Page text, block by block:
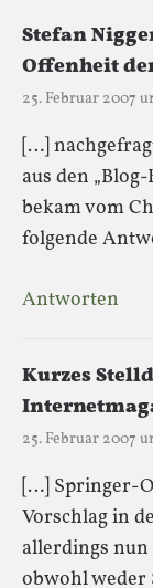
Stefan
Offenheit
25. Februar 2007
[…]
aus den
bekam vom
folgende
Antworten
Kurzes
25. Februar 2007
[…] Springer-
Vorschlag in
allerdings nun
obwohl weder